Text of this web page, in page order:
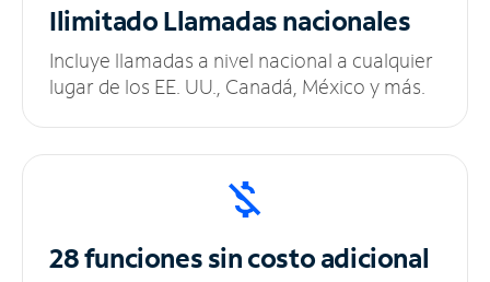
IlimitadoLlamadas nacionales
Incluye llamadas a nivel nacional a cualquier
lugar de los EE. UU., Canadá, México y más.
28 funciones sincosto adicional